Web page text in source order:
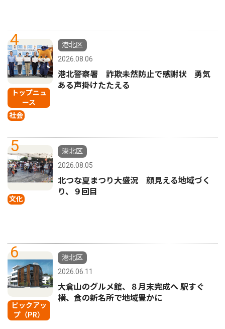
4
トップニュ
ース
社会
港北区
2026.08.06
港北警察署 詐欺未然防止で感謝状 勇気
ある声掛けたたえる
5
文化
港北区
2026.08.05
北つな夏まつり大盛況 顔見える地域づく
り、９回目
6
ピックアッ
プ（PR）
港北区
2026.06.11
大倉山のグルメ館、８月末完成へ 駅すぐ
横、食の新名所で地域豊かに